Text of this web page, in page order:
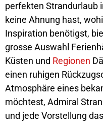
perfekten Strandurlaub
keine Ahnung hast,
Inspiration benötigst,
grosse Auswahl
Küsten und Regionen
einen ruhigen
Atmosphäre eines
möchtest, Admiral
und jede Vorstellung